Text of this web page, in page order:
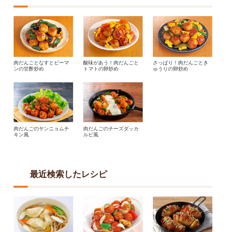
肉だんごとなすとピーマ
ンの甘酢炒め
酸味があう！肉だんごと
トマトの卵炒め
さっぱり！肉だんごとき
ゅうりの卵炒め
肉だんごのヤンニョムチ
キン風
肉だんごのチーズダッカ
ルビ風
最近検索したレシピ